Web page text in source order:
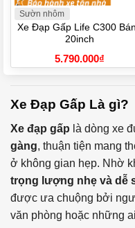
Sườn nhôm
Xe Đạp Gấp Life C300
20inch
5.790.000₫
Xe Đạp Gấp Là gì?
Xe đạp gấp là dòng xe
gàng, thuận tiện mang
ở không gian hẹp. Nhờ
trọng lượng nhẹ và dễ
được ưa chuộng bởi
văn phòng hoặc những